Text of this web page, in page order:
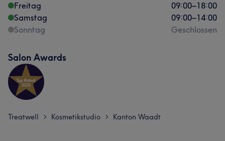
Freitag
09:00–18:00
Samstag
09:00–14:00
Sonntag
Geschlossen
Salon Awards
Treatwell > Kosmetikstudio > Kanton Waadt